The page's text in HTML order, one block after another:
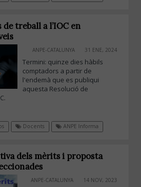
treball a l’IOC en
ANPE-CATALUNYA 31 ENE, 2024
Termini: quinze dies hàbils
comptadors a partir de
l'endemà que es publiqui
aquesta Resolució de
Docents ANPE Informa
dels mèrits i proposta
ANPE-CATALUNYA 14 NOV, 2023